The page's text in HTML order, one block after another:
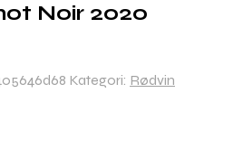
Noir 2020
Kategori: Rødvin